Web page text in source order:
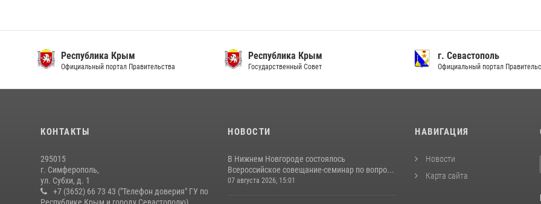
Республика Крым
Официальный портал Правительства
Республика Крым
Государственный Совет
г. Севастополь
Официальный портал
КОНТАКТЫ
295015
г. Симферополь,
ул. Субхи, д. 1
+7 (3652) 66 73 43 ("Телефон доверия" ГУ по
НОВОСТИ
В Нижнем Новгороде состоялось
Всероссийское совещание-семинар по вопро...
07 августа 2026, 15:01
НАВИГАЦИЯ
Новости
Карта сайта